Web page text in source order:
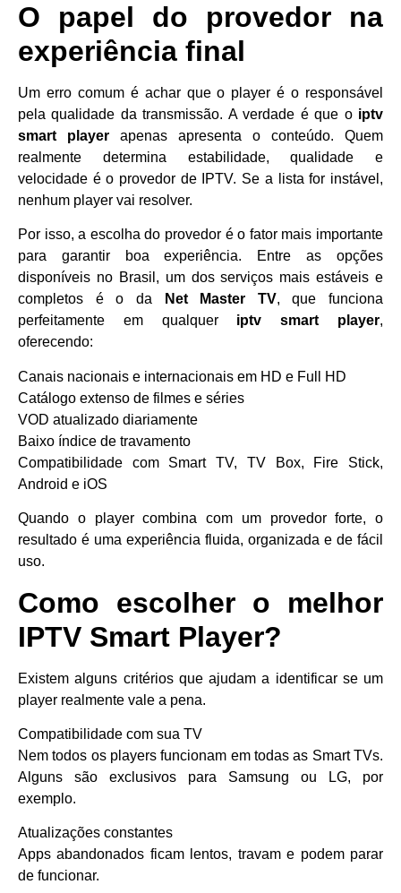
O papel do provedor na
experiência final
Um erro comum é achar que o player é o responsável
pela qualidade da transmissão. A verdade é que o iptv
smart player apenas apresenta o conteúdo. Quem
realmente determina estabilidade, qualidade e
velocidade é o provedor de IPTV. Se a lista for instável,
nenhum player vai resolver.
Por isso, a escolha do provedor é o fator mais importante
para garantir boa experiência. Entre as opções
disponíveis no Brasil, um dos serviços mais estáveis e
completos é o da
Net Master TV, que funciona
perfeitamente em qualquer iptv smart player,
oferecendo:
Canais nacionais e internacionais em HD e Full HD
Catálogo extenso de filmes e séries
VOD atualizado diariamente
Baixo índice de travamento
Compatibilidade com Smart TV, TV Box, Fire Stick,
Android e iOS
Quando o player combina com um provedor forte, o
resultado é uma experiência fluida, organizada e de fácil
uso.
Como escolher o melhor
IPTV Smart Player?
Existem alguns critérios que ajudam a identificar se um
player realmente vale a pena.
Compatibilidade com sua TV
Nem todos os players funcionam em todas as Smart TVs.
Alguns são exclusivos para Samsung ou LG, por
exemplo.
Atualizações constantes
Apps abandonados ficam lentos, travam e podem parar
de funcionar.